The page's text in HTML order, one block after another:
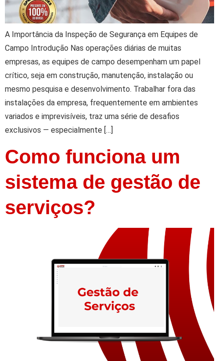
A Importância da Inspeção de Segurança em Equipes de
Campo Introdução Nas operações diárias de muitas
empresas, as equipes de campo desempenham um papel
crítico, seja em construção, manutenção, instalação ou
mesmo pesquisa e desenvolvimento. Trabalhar fora das
instalações da empresa, frequentemente em ambientes
variados e imprevisíveis, traz uma série de desafios
exclusivos — especialmente […]
Como funciona um
sistema de gestão de
serviços?